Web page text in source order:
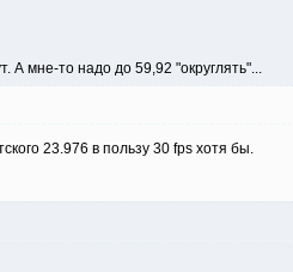
А мне-то надо до 59,92 "округлять"...
23.976 в пользу 30 fps хотя бы.